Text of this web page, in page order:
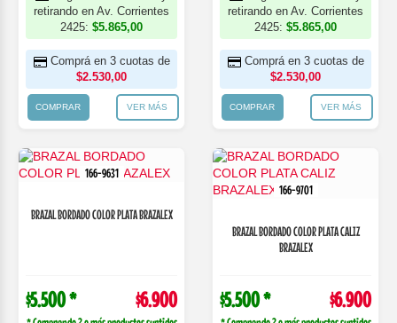
retirando en Av. Corrientes
2425: $5.865,00
Comprá en 3 cuotas de
$2.530,00
COMPRAR VER MÁS
retirando en Av. Corrientes
2425: $5.865,00
Comprá en 3 cuotas de
$2.530,00
COMPRAR VER MÁS
166-9631
BRAZAL BORDADO COLOR PLATA BRAZALEX
$5.500 * $6.900
166-9701
BRAZAL BORDADO COLOR PLATA CALIZ
BRAZALEX
$5.500 * $6.900